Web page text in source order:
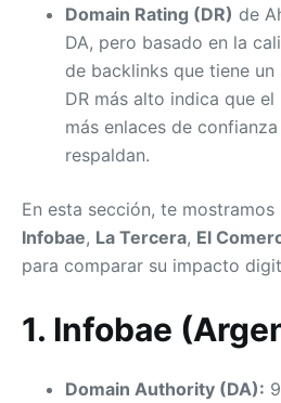
Domain Rating (DR) de
DA, pero basado en la
de backlinks que tiene
DR más alto indica que
más enlaces de
respaldan.
En esta sección, te
Infobae, La Tercera, El
para comparar su impacto
1. Infobae
Domain Authority (DA):